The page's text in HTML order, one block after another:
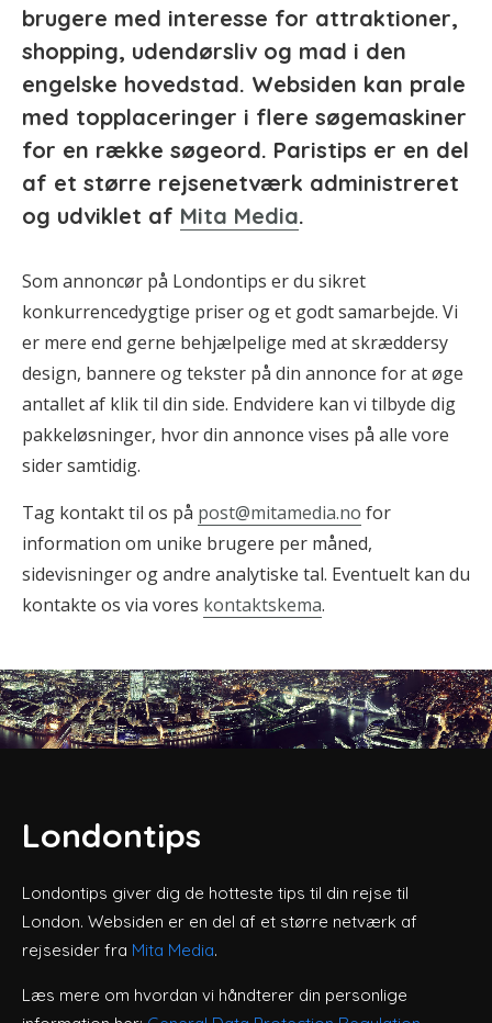
brugere med interesse for attraktioner,
shopping, udendørsliv og mad i den
engelske hovedstad. Websiden kan prale
med topplaceringer i flere søgemaskiner
for en række søgeord. Paristips er en del
af et større rejsenetværk administreret
og udviklet af Mita Media.
Som annoncør på Londontips er du sikret
konkurrencedygtige priser og et godt samarbejde. Vi
er mere end gerne behjælpelige med at skræddersy
design, bannere og tekster på din annonce for at øge
antallet af klik til din side. Endvidere kan vi tilbyde dig
pakkeløsninger, hvor din annonce vises på alle vore
sider samtidig.
Tag kontakt til os på post@mitamedia.no for
information om unike brugere per måned,
sidevisninger og andre analytiske tal. Eventuelt kan du
kontakte os via vores kontaktskema.
Londontips
Londontips giver dig de hotteste tips til din rejse til
London. Websiden er en del af et større netværk af
rejsesider fra Mita Media.
Læs mere om hvordan vi håndterer din personlige